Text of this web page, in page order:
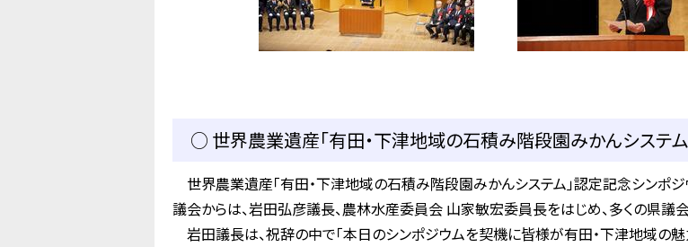
○ 世界農業遺産「有田・下津地域の石積み階段園みかんシステム
世界農業遺産「有田・下津地域の石積み階段園みかんシステム」認定記念シンポ
議会からは、岩田弘彦議長、農林水産委員会 山家敏宏委員長をはじめ、多くの県議
岩田議長は、祝辞の中で「本日のシンポジウムを契機に皆様が有田・下津地域の